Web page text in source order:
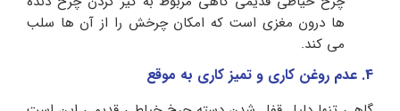
ها درون مغزی است که امکان چرخش را از آن ها سلب
می کند.
4. عدم روغن کاری و تمیز کاری به موقع